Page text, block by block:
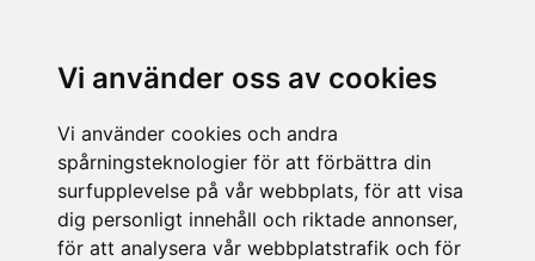
Vi använder oss av cookies
Vi använder cookies och andra
spårningsteknologier för att förbättra din
surfupplevelse på vår webbplats, för att visa
dig personligt innehåll och riktade annonser,
för att analysera vår webbplatstrafik och för